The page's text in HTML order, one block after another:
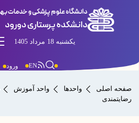
دانشگاه علوم پزشکی و خدمات
دانشکده پرستاری دورود
یکشنبه 18 مرداد 1405
ورود EN
صفحه اصلی واحدها واحد آموزش
رضایتمندی